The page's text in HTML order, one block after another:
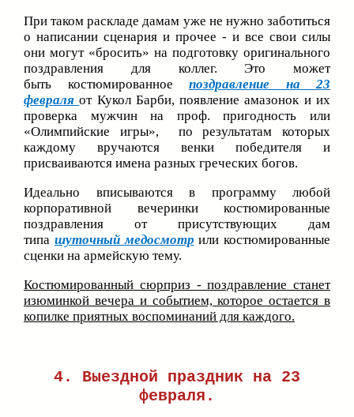
При таком раскладе дамам уже не нужно заботиться
о написании сценария и прочее - и все свои силы
они могут «бросить» на подготовку оригинального
поздравления для коллег. Это может
быть костюмированное поздравление на 23
февраля от Кукол Барби, появление амазонок и их
проверка мужчин на проф. пригодность или
«Олимпийские игры», по результатам которых
каждому вручаются венки победителя и
присваиваются имена разных греческих богов.
Идеально вписываются в программу любой
корпоративной вечеринки костюмированные
поздравления от присутствующих дам
типа шуточный медосмотр или костюмированные
сценки на армейскую тему.
Костюмированный сюрприз - поздравление станет
изюминкой вечера и событием, которое остается в
копилке приятных воспоминаний для каждого.
4. Выездной праздник на 23
февраля.